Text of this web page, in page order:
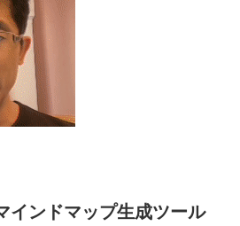
インドマップ生成ツール